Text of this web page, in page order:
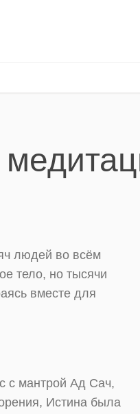
людей во всём
тело, но тысячи
вместе для
с мантрой Ад Сач,
Истина была